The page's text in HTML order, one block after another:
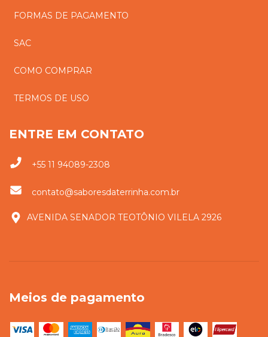
FORMAS DE PAGAMENTO
SAC
COMO COMPRAR
TERMOS DE USO
ENTRE EM CONTATO
+55 11 94089-2308
contato@saboresdaterrinha.com.br
AVENIDA SENADOR TEOTÔNIO VILELA 2926
Meios de pagamento